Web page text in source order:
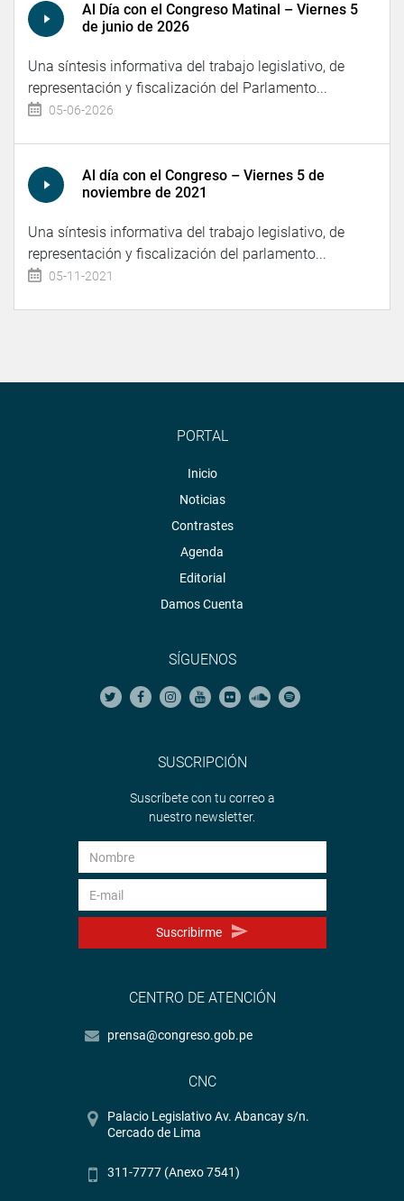
Al Día con el Congreso Matinal – Viernes 5
de junio de 2026
Una síntesis informativa del trabajo legislativo, de
representación y fiscalización del Parlamento...
05-06-2026
Al día con el Congreso – Viernes 5 de
noviembre de 2021
Una síntesis informativa del trabajo legislativo, de
representación y fiscalización del parlamento...
05-11-2021
PORTAL
Inicio
Noticias
Contrastes
Agenda
Editorial
Damos Cuenta
SÍGUENOS
SUSCRIPCIÓN
Suscríbete con tu correo a
nuestro newsletter.
Suscribirme
CENTRO DE ATENCIÓN
prensa@congreso.gob.pe
CNC
Palacio Legislativo Av. Abancay s/n.
Cercado de Lima
311-7777 (Anexo 7541)